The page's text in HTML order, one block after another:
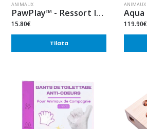
ANIMAUX
PawPlay™ - Ressort Interactif Suspendu pour Chat (1 ACHETÉ = 1 OFFERT)
15.80€
Tilata
ANIMAUX
119.90€